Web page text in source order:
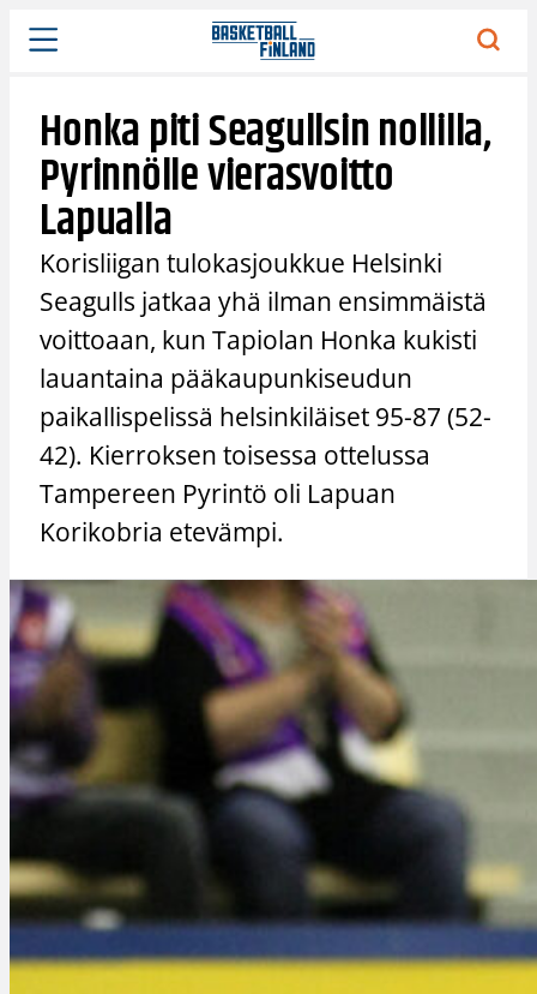
Siirry
sisältöön
Honka piti Seagullsin nollilla,
Pyrinnölle vierasvoitto
Lapualla
Korisliigan tulokasjoukkue Helsinki
Seagulls jatkaa yhä ilman ensimmäistä
voittoaan, kun Tapiolan Honka kukisti
lauantaina pääkaupunkiseudun
paikallispelissä helsinkiläiset 95-87 (52-
42). Kierroksen toisessa ottelussa
Tampereen Pyrintö oli Lapuan
Korikobria etevämpi.